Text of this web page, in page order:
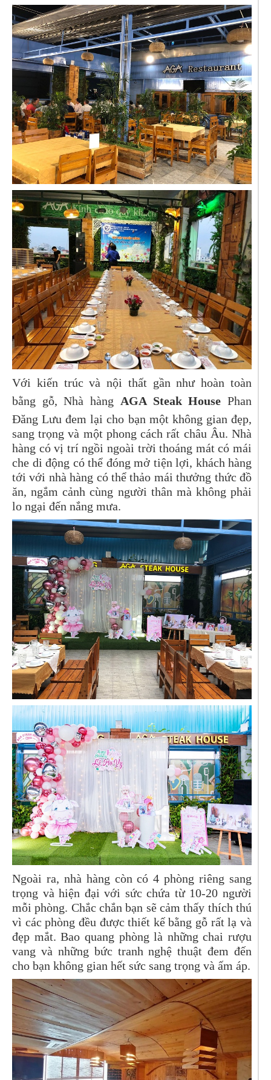
Với kiến trúc và nội thất gần như hoàn toàn
bằng gỗ, Nhà hàng AGA Steak House Phan
Đăng Lưu đem lại cho bạn một không gian đẹp,
sang trọng và một phong cách rất châu Âu. Nhà
hàng có vị trí ngồi ngoài trời thoáng mát có mái
che di động có thể đóng mở tiện lợi, khách hàng
tới với nhà hàng có thể thảo mái thưởng thức đồ
ăn, ngắm cảnh cùng người thân mà không phải
lo ngại đến nắng mưa.
Ngoài ra, nhà hàng còn có 4 phòng riêng sang
trọng và hiện đại với sức chứa từ 10-20 người
mỗi phòng. Chắc chắn bạn sẽ cảm thấy thích thú
vì các phòng đều được thiết kế bằng gỗ rất lạ và
đẹp mắt. Bao quang phòng là những chai rượu
vang và những bức tranh nghệ thuật đem đến
cho bạn không gian hết sức sang trọng và ấm áp.